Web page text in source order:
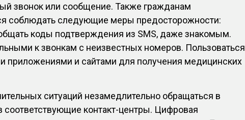
звонок или сообщение. Также гражданам
соблюдать следующие меры предосторожности:
коды подтверждения из SMS, даже знакомым.
к звонкам с неизвестных номеров. Пользоваться
приложениями и сайтами для получения медицинских
ситуаций незамедлительно обращаться в
соответствующие контакт-центры. Цифровая